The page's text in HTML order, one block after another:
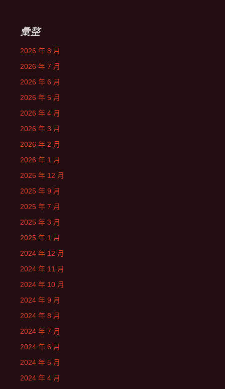
彙整
2026 年 8 月
2026 年 7 月
2026 年 6 月
2026 年 5 月
2026 年 4 月
2026 年 3 月
2026 年 2 月
2026 年 1 月
2025 年 12 月
2025 年 9 月
2025 年 7 月
2025 年 3 月
2025 年 1 月
2024 年 12 月
2024 年 11 月
2024 年 10 月
2024 年 9 月
2024 年 8 月
2024 年 7 月
2024 年 6 月
2024 年 5 月
2024 年 4 月